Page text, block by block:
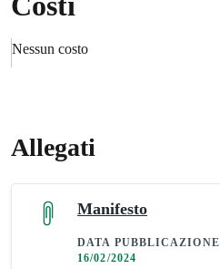
Nessun costo
Allegati
Manifesto
DATA PUBBLICAZIONE
16/02/2024